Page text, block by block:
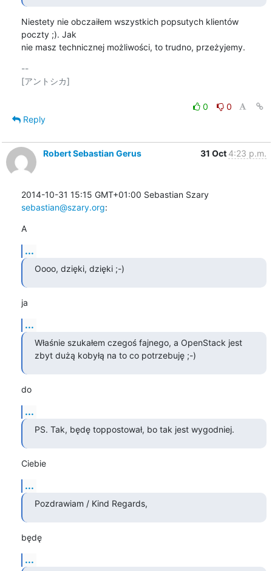
Niestety nie obczaiłem wszystkich popsutych klientów
poczty ;). Jak
nie masz technicznej możliwości, to trudno, przeżyjemy.
--
[アントシカ]
0
0
Reply
Robert Sebastian Gerus 31 Oct 4:23 p.m.
2014-10-31 15:15 GMT+01:00 Sebastian Szary
sebastian@szary.org:
A
...
Oooo, dzięki, dzięki ;-)
ja
...
Właśnie szukałem czegoś fajnego, a OpenStack jest
zbyt dużą kobyłą na to co potrzebuję ;-)
do
...
PS. Tak, będę toppostował, bo tak jest wygodniej.
Ciebie
...
Pozdrawiam / Kind Regards,
będę
...